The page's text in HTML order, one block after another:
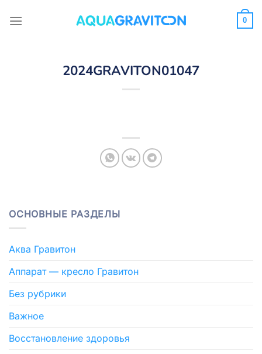
0
2024GRAVITON01047
ОСНОВНЫЕ РАЗДЕЛЫ
Аква Гравитон
Аппарат — кресло Гравитон
Без рубрики
Важное
Восстановление здоровья